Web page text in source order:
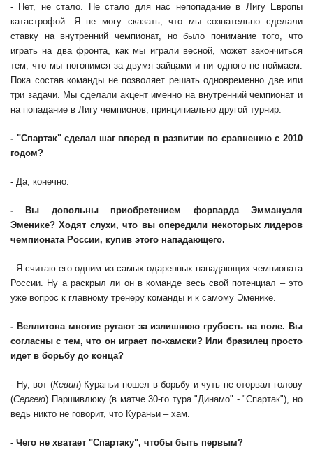
- Нет, не стало. Не стало для нас непопадание в Лигу Европы
катастрофой. Я не могу сказать, что мы сознательно сделали
ставку на внутренний чемпионат, но было понимание того, что
играть на два фронта, как мы играли весной, может закончиться
тем, что мы погонимся за двумя зайцами и ни одного не поймаем.
Пока состав команды не позволяет решать одновременно две или
три задачи. Мы сделали акцент именно на внутренний чемпионат и
на попадание в Лигу чемпионов, принципиально другой турнир.
- "Спартак" сделал шаг вперед в развитии по сравнению с 2010
годом?
- Да, конечно.
- Вы довольны приобретением форварда Эммануэля
Эменике? Ходят слухи, что вы опередили некоторых лидеров
чемпионата России, купив этого нападающего.
- Я считаю его одним из самых одаренных нападающих чемпионата
России. Ну а раскрыл ли он в команде весь свой потенциал – это
уже вопрос к главному тренеру команды и к самому Эменике.
- Веллитона многие ругают за излишнюю грубость на поле. Вы
согласны с тем, что он играет по-хамски? Или бразилец просто
идет в борьбу до конца?
- Ну, вот (Кевин) Кураньи пошел в борьбу и чуть не оторвал голову
(Сергею) Паршивлюку (в матче 30-го тура "Динамо" - "Спартак"), но
ведь никто не говорит, что Кураньи – хам.
- Чего не хватает "Спартаку", чтобы быть первым?